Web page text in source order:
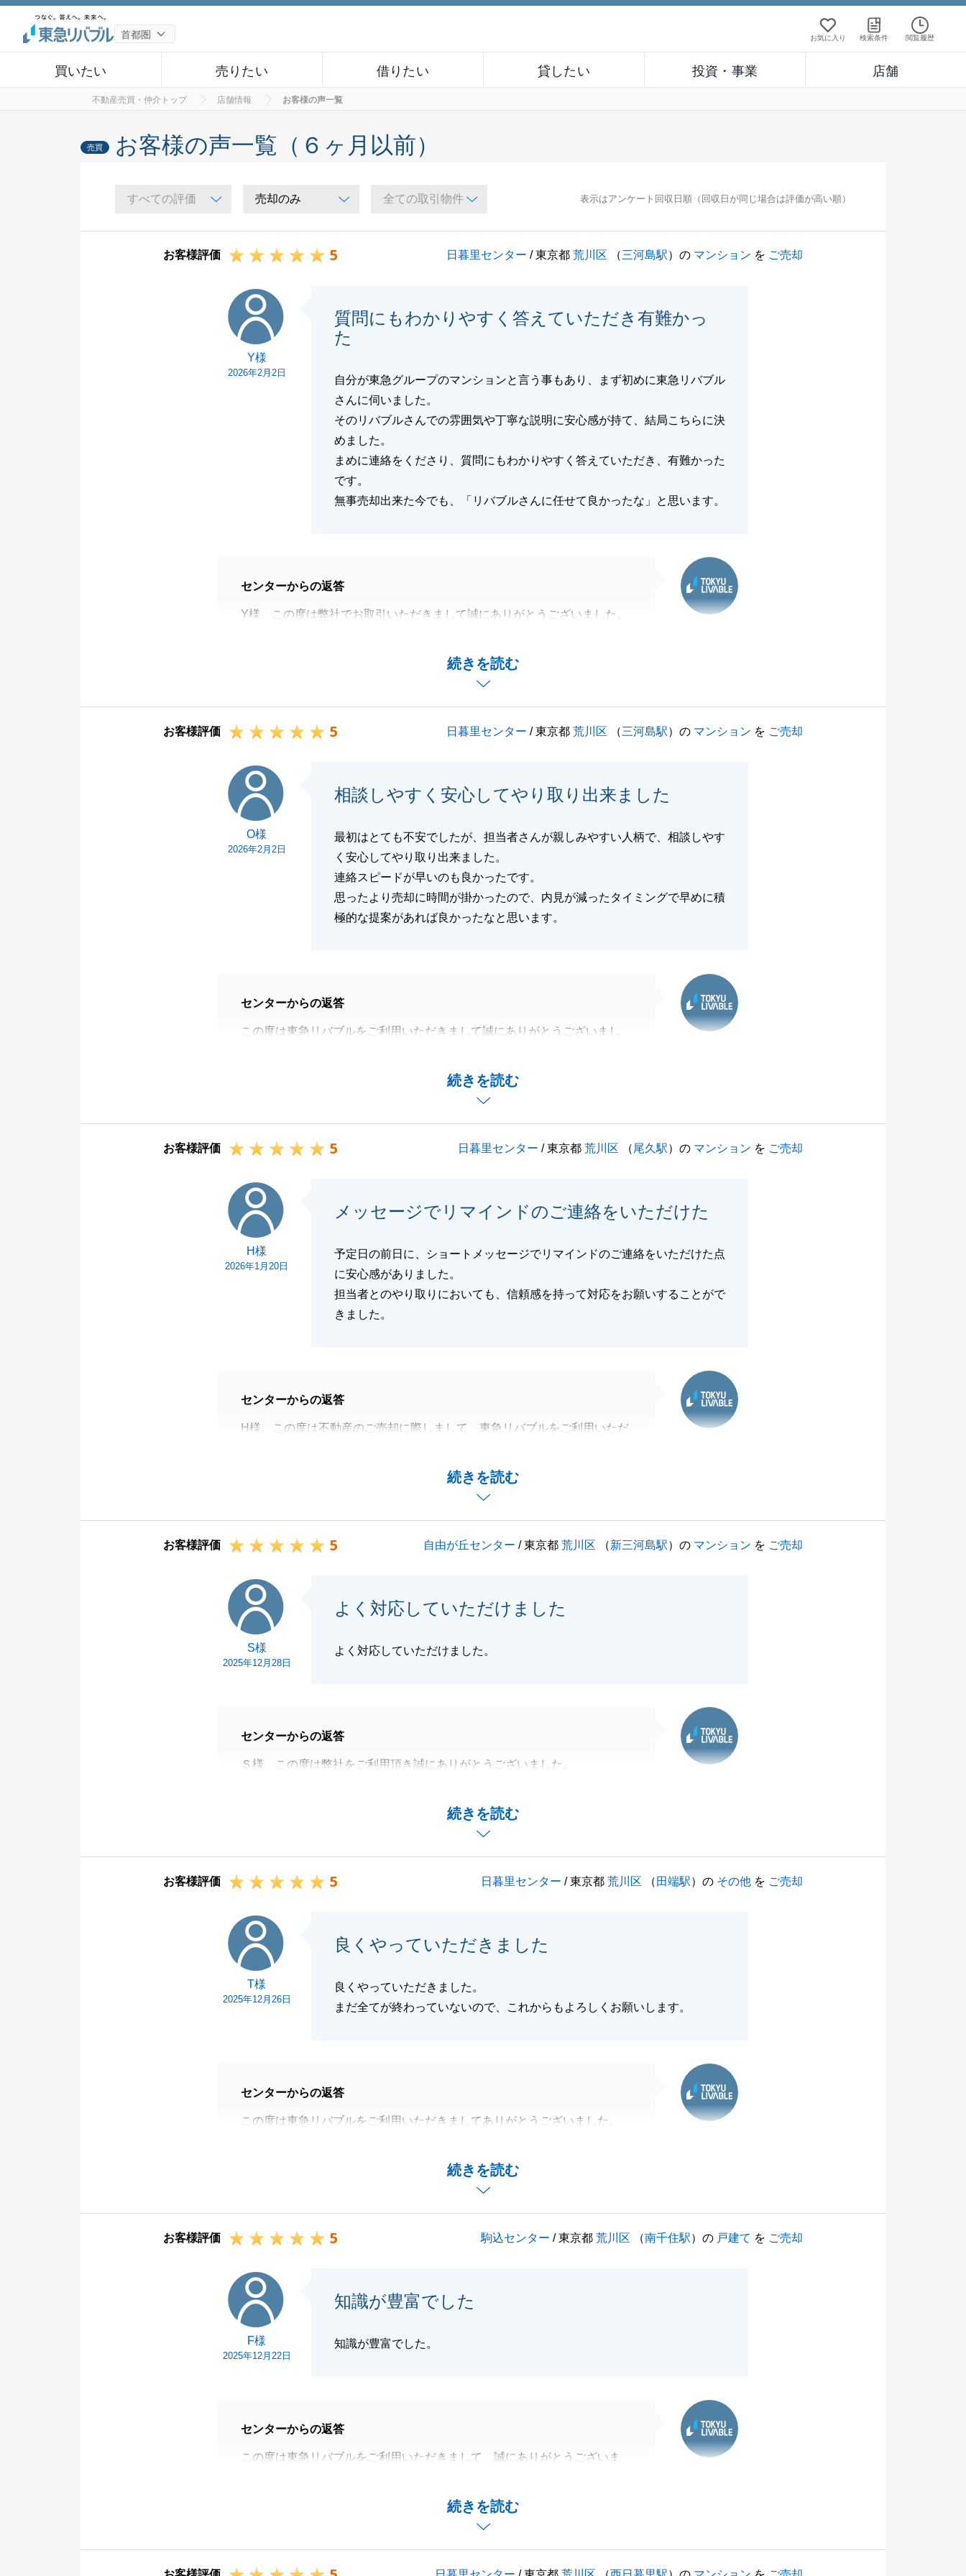
お気に入り 検索条件 閲覧履歴
買いたい 売りたい 借りたい 貸したい 投資・事業 店舗
不動産売買・仲介トップ 店舗情報 お客様の声一覧
売買 お客様の声一覧（６ヶ月以前）
表示はアンケート回収日順（回収日が同じ場合は評価が高い順）
お客様評価 5 日暮里センター / 東京都荒川区 （三河島駅）の マンション を ご売却
Y様
2026年2月2日
質問にもわかりやすく答えていただき有難かっ
た
自分が東急グループのマンションと言う事もあり、まず初めに東急リバブル
さんに伺いました。
そのリバブルさんでの雰囲気や丁寧な説明に安心感が持て、結局こちらに決
めました。
まめに連絡をくださり、質問にもわかりやすく答えていただき、有難かった
です。
無事売却出来た今でも、「リバブルさんに任せて良かったな」と思います。
続きを読む
センターからの返答
Y様、この度は弊社でお取引いただきまして誠にありがとうございました。
細かなご依頼にも快くご対応いただきまして誠にありがとうございました。
不動産についてご相談事があれば、いつでもお気軽に弊社までお声がけくだ
閉じる
お客様評価 5 日暮里センター / 東京都荒川区 （三河島駅）の マンション を ご売却
O様
2026年2月2日
相談しやすく安心してやり取り出来ました
最初はとても不安でしたが、担当者さんが親しみやすい人柄で、相談しやす
く安心してやり取り出来ました。
連絡スピードが早いのも良かったです。
思ったより売却に時間が掛かったので、内見が減ったタイミングで早めに積
極的な提案があれば良かったなと思います。
続きを読む
センターからの返答
この度は東急リバブルをご利用いただきまして誠にありがとうございまし
約半年間の販売期間中には何度もお打ち合わせをお時間をいただきましてあ
いつも温かく迎えていただきありがとうございました。
気軽にお問合せ下さいませ。
お客様評価 5 日暮里センター / 東京都荒川区 （ 尾久駅）の マンション を ご売却
H様
2026年1月20日
メッセージでリマインドのご連絡をいただけた
予定日の前日に、ショートメッセージでリマインドのご連絡をいただけた点
に安心感がありました。
担当者とのやり取りにおいても、信頼感を持って対応をお願いすることがで
きました。
続きを読む
センターからの返答
H様、この度は不動産のご売却に際しまして、東急リバブルをご利用いただ
お引渡しの時期もご調整いただき重ねて御礼申し上げます。
今後も、不動産の事で何かございましたらお気軽にご相談くださいませ。
お客様評価 5 自由が丘センター / 東京都荒川区 （新三河島駅）の マンション を ご売却
S様
2025年12月28日
よく対応していただけました
よく対応していただけました。
続きを読む
センターからの返答
Ｓ様、この度は弊社をご利用頂き誠にありがとうございました。
また何か不動産でお困りの事がございましたらお気軽にご連絡下さいませ。
この度は本当にありがとうございました。
お客様評価 5 日暮里センター / 東京都荒川区 （ 田端駅）の その他 を ご売却
T様
2025年12月26日
良くやっていただきました
良くやっていただきました。
まだ全てが終わっていないので、これからもよろしくお願いします。
続きを読む
センターからの返答
この度は東急リバブルをご利用いただきましてありがとうございました。
ただいてからは何度もお打ち合わせの場を設けさせていただき、無事にご成
確定申告などの手続きなどもお困りな際はお気軽にご相談くださいませ。
お客様評価 5 駒込センター / 東京都荒川区 （南千住駅）の 戸建て を ご売却
F様
2025年12月22日
知識が豊富でした
知識が豊富でした。
続きを読む
センターからの返答
この度は東急リバブルをご利用いただきまして、誠にありがとうございま
F様には複数回にわたり不動産のご購入のお手伝いをさせていただき、大変